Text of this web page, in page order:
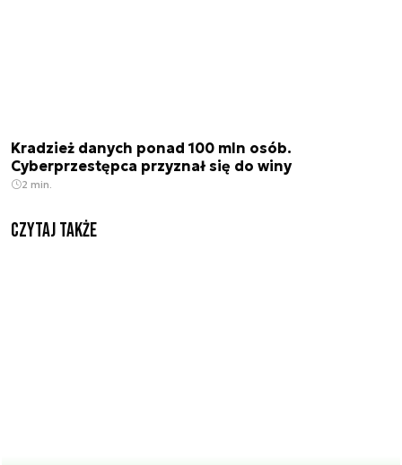
Kradzież danych ponad 100 mln osób.
Cyberprzestępca przyznał się do winy
2 min.
Czytaj także